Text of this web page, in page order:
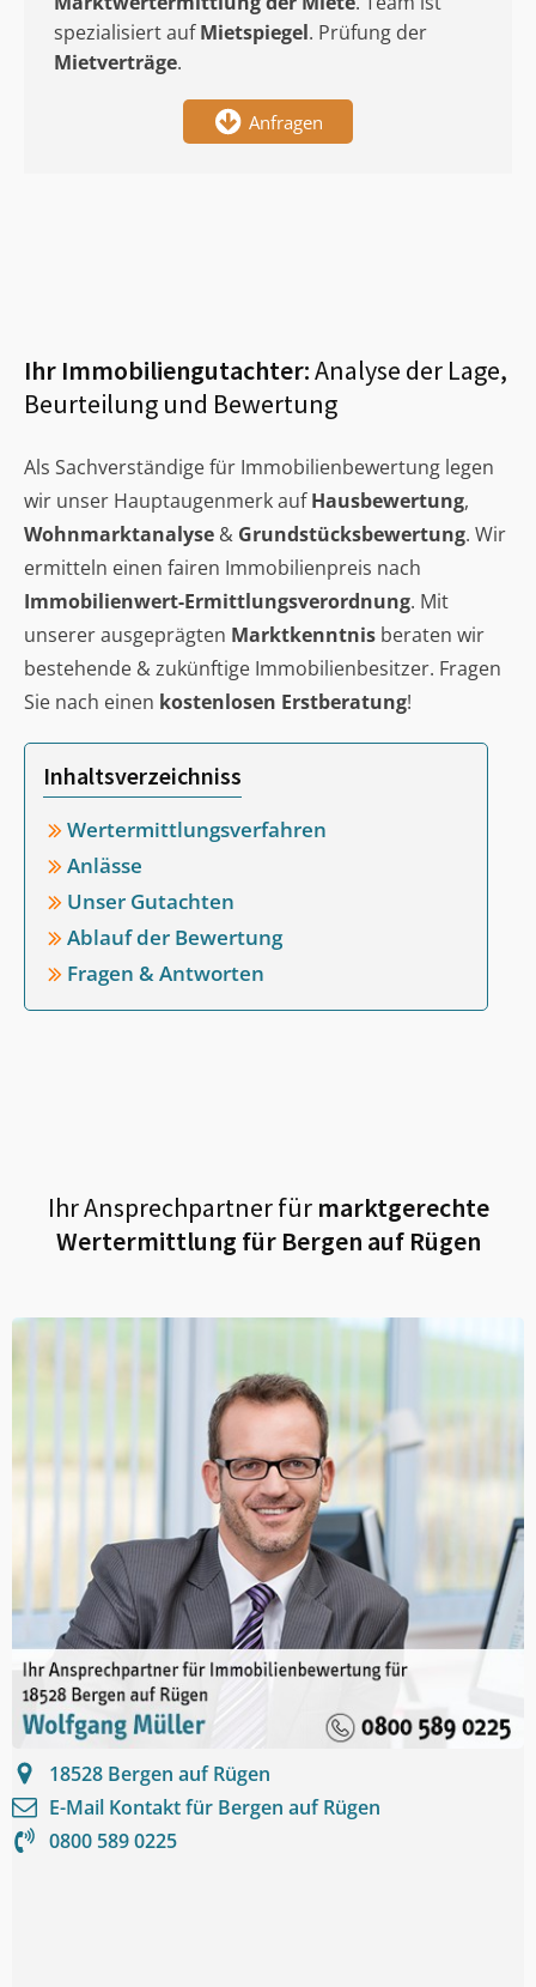
spezialisiert aufMietspiegel. Prüfung der
Mietverträge.
Anfragen
Ihr Immobiliengutachter:Analyse der Lage,
Beurteilung und Bewertung
Als Sachverständige für Immobilienbewertung legen
wir unser Hauptaugenmerk aufHausbewertung,
Wohnmarktanalyse & Grundstücksbewertung. Wir
ermitteln einen fairen Immobilienpreis nach
Immobilienwert-Ermittlungsverordnung. Mit
unserer ausgeprägten Marktkenntnis beraten wir
bestehende & zukünftige Immobilienbesitzer. Fragen
Sie nach einen kostenlosen Erstberatung!
Inhaltsverzeichniss
Wertermittlungsverfahren
Anlässe
Unser Gutachten
Ablauf der Bewertung
Fragen & Antworten
Ihr Ansprechpartner fürmarktgerechte
Wertermittlung für Bergen auf Rügen
18528 Bergen auf Rügen
E-Mail Kontakt für Bergen auf Rügen
0800 589 0225